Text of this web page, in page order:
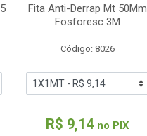
Fita Anti-Derrap Mt 50Mm
Fosforesc 3M
Código: 8026
R$ 9,14 no PIX